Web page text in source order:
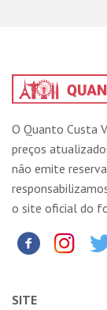
O Quanto Custa
preços
não emite
o site oficial do
SITE